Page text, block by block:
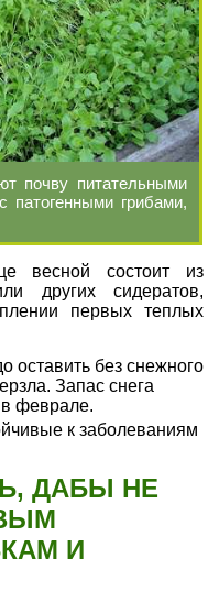
почву питательными
грибами,
весной состоит из
других сидератов,
первых теплых
оставить без снежного
Запас снега
феврале.
к заболеваниям
ДАБЫ НЕ
И